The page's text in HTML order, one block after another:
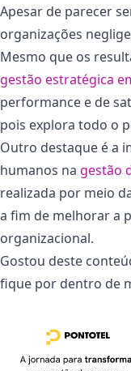
Apesar de parecer
organizações
Mesmo que os
gestão estratégica
performance e de
pois explora todo o
Outro destaque é a
humanos na gestão
realizada por meio
a fim de melhorar a
organizacional.
Gostou deste
fique por dentro de